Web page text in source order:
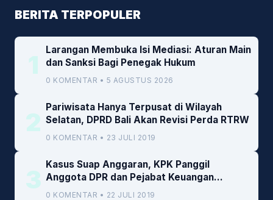
BERITA TERPOPULER
1
Larangan Membuka Isi Mediasi: Aturan Main
dan Sanksi Bagi Penegak Hukum
0 KOMENTAR • 5 AGUSTUS 2026
2
Pariwisata Hanya Terpusat di Wilayah
Selatan, DPRD Bali Akan Revisi Perda RTRW
0 KOMENTAR • 23 JULI 2019
3
Kasus Suap Anggaran, KPK Panggil
Anggota DPR dan Pejabat Keuangan
Kemenkeu
0 KOMENTAR • 22 JULI 2019